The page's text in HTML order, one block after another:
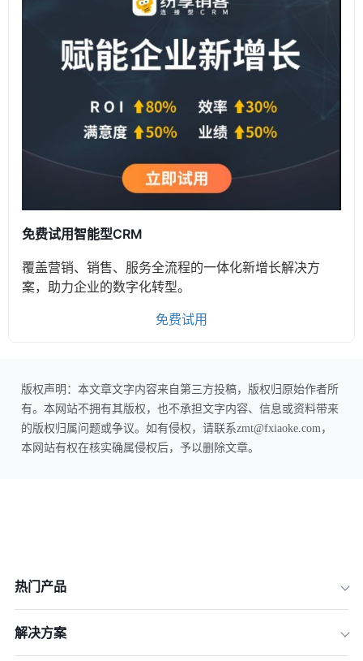
免费试用智能型CRM
覆盖营销、销售、服务全流程的一体化新增长解决方
案，助力企业的数字化转型。
免费试用
版权声明：本文章文字内容来自第三方投稿，版权归原始作者所
有。本网站不拥有其版权，也不承担文字内容、信息或资料带来
的版权归属问题或争议。如有侵权，请联系zmt@fxiaoke.com，
本网站有权在核实确属侵权后，予以删除文章。
热门产品
解决方案